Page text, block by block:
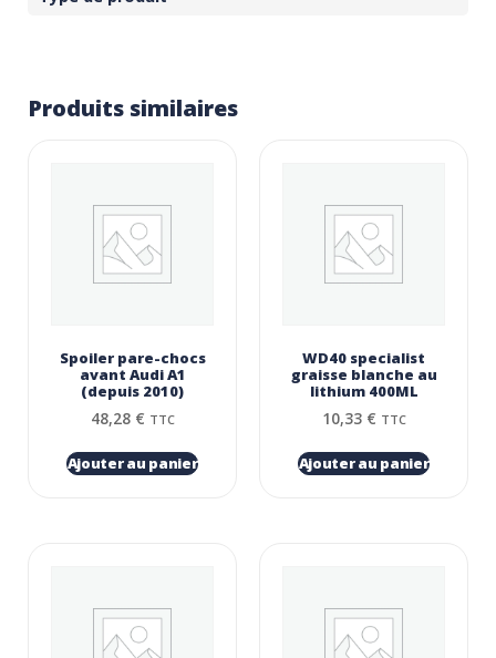
Produits similaires
Spoiler pare-chocs
avant Audi A1
(depuis 2010)
48,28 € TTC
Ajouter au panier
WD40 specialist
graisse blanche au
lithium 400ML
10,33 € TTC
Ajouter au panier